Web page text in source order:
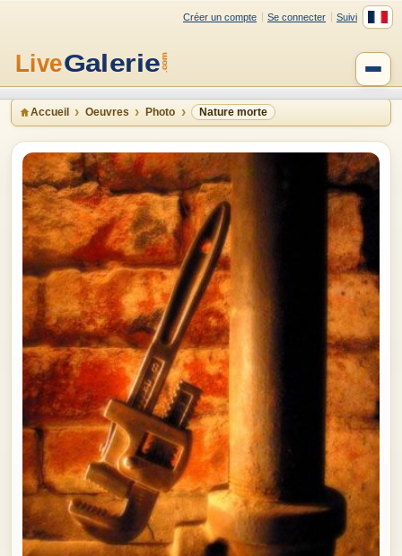
Créer un compte Se connecter Suivi
Accueil Oeuvres Photo Nature morte